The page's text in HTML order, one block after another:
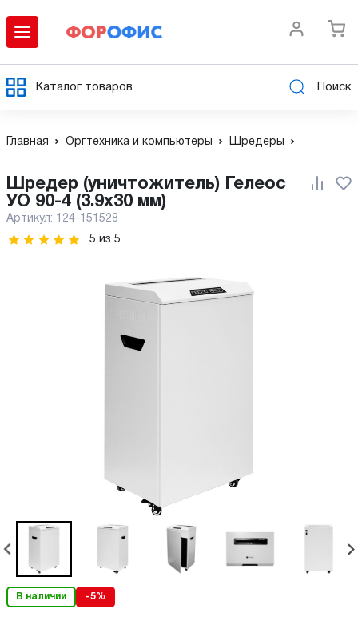
Каталог товаров Поиск
Главная Оргтехника и компьютеры Шредеры
Шредер (уничтожитель) Гелеос
УО 90-4 (3.9х30 мм)
Артикул: 124-151528
5 из 5
В наличии -5%